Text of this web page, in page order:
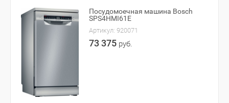
Посудомоечная машина Bosch
SPS4HMI61E
Артикул: 920071
73 375 руб.